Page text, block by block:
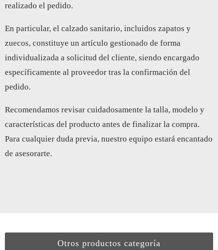
realizado el pedido.
En particular, el calzado sanitario, incluidos zapatos y
zuecos, constituye un artículo gestionado de forma
individualizada a solicitud del cliente, siendo encargado
específicamente al proveedor tras la confirmación del
pedido.
Recomendamos revisar cuidadosamente la talla, modelo y
características del producto antes de finalizar la compra.
Para cualquier duda previa, nuestro equipo estará encantado
de asesorarte.
Otros productos categoría